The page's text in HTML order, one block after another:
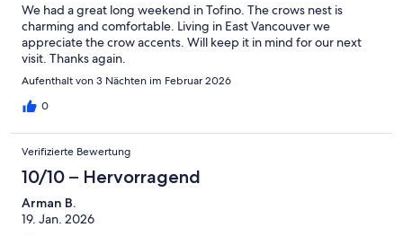
We had a great long weekend in Tofino. The crows nest is
charming and comfortable. Living in East Vancouver we
appreciate the crow accents. Will keep it in mind for our next
visit. Thanks again.
Aufenthalt von 3 Nächten im Februar 2026
0
Verifizierte Bewertung
10/10 – Hervorragend
Arman B.
19. Jan. 2026